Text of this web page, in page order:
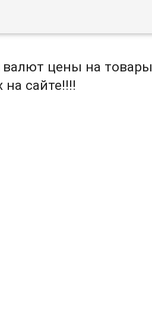
валют цены на товары
на сайте!!!!